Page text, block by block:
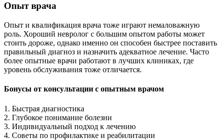
Опыт врача
Опыт и квалификация врача тоже играют немаловажную
роль. Хороший невролог с большим опытом работы может
стоить дороже, однако именно он способен быстрее поставить
правильный диагноз и назначить адекватное лечение. Часто
более опытные врачи работают в лучших клиниках, где
уровень обслуживания тоже отличается.
Бонусы от консультации с опытным врачом
1. Быстрая диагностика
2. Глубокое понимание болезни
3. Индивидуальный подход к лечению
4. Советы по профилактике и реабилитации